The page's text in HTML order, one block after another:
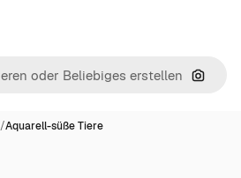
Nach
/Aquarell-süße Tiere